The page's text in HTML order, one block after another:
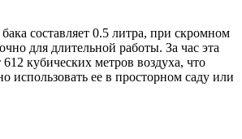
составляет 0.5 литра, при скромном
для длительной работы. За час эта
612 кубических метров воздуха, что
использовать ее в просторном саду или